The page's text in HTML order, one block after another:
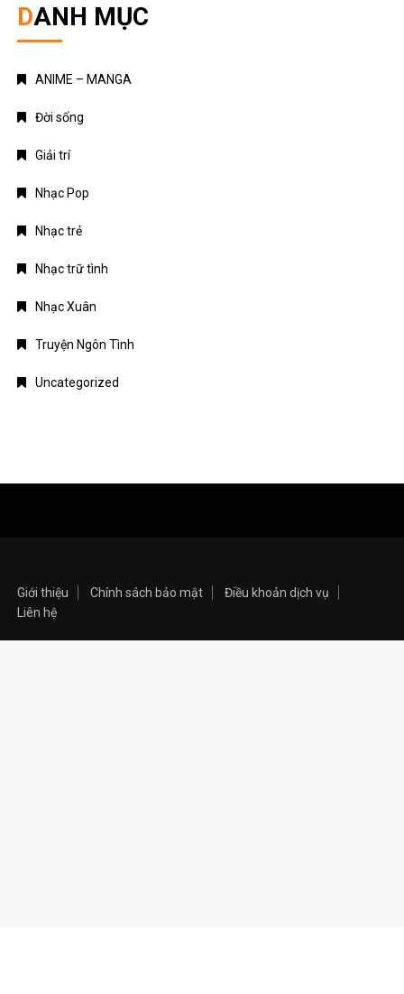
DANH MỤC
ANIME – MANGA
Đời sống
Giải trí
Nhạc Pop
Nhạc trẻ
Nhạc trữ tình
Nhạc Xuân
Truyện Ngôn Tình
Uncategorized
Giới thiệu Chính sách bảo mật
Điều khoản dịch vụ
Liên hệ